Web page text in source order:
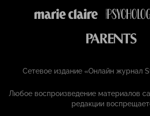
Сетевое издание «Онлайн журнал
Любое воспроизведение материалов
редакции